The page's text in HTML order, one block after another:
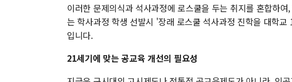
이러한 문제의식과 석사과정에 로스쿨을 두는 취지를 혼합하
는 학사과정 학생 선발시 '장래 로스쿨 석사과정 진학을 대학
입니다.
21세기에 맞는 공교육 개선의 필요성